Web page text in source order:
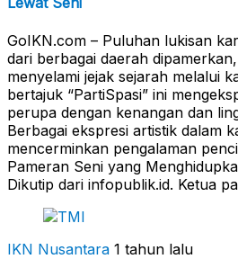
GoIKN.com – Puluhan lukisan
dari berbagai daerah
menyelami jejak sejarah melalui
bertajuk “PartiSpasi” ini
perupa dengan kenangan dan
Berbagai ekspresi artistik dalam
mencerminkan pengalaman
Pameran Seni yang
Dikutip dari infopublik.id. Ketua
IKN Nusantara 1 tahun lalu